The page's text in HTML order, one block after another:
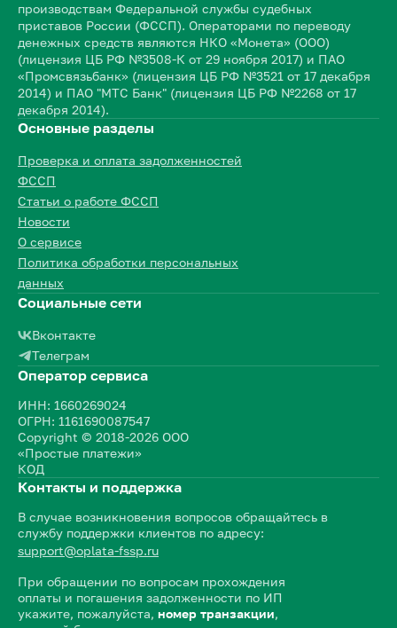
производствам Федеральной службы судебных
приставов России (ФССП). Операторами по переводу
денежных средств являются НКО «Монета» (ООО)
(лицензия ЦБ РФ №3508-К от 29 ноября 2017) и ПАО
«Промсвязьбанк» (лицензия ЦБ РФ №3521 от 17 декабря
2014) и ПАО "МТС Банк" (лицензия ЦБ РФ №2268 от 17
декабря 2014).
Основные разделы
Проверка и оплата задолженностей
ФССП
Статьи о работе ФССП
Новости
О сервисе
Политика обработки персональных
данных
Социальные сети
Вконтакте
Телеграм
Оператор сервиса
ИНН: 1660269024
ОГРН: 1161690087547
Copyright © 2018-2026 ООО
«Простые платежи»
КОД
Контакты и поддержка
В случае возникновения вопросов обращайтесь в
службу поддержки клиентов по адресу:
support@oplata-fssp.ru
При обращении по вопросам прохождения
оплаты и погашения задолженности по ИП
укажите, пожалуйста, номер транзакции,